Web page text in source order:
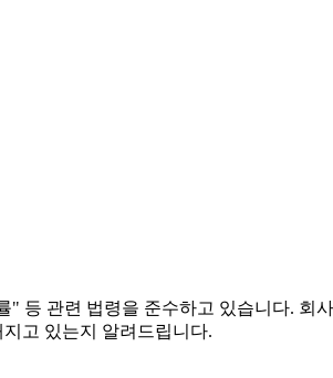
등 관련 법령을 준수하고 있습니다. 회
고 있는지 알려드립니다.